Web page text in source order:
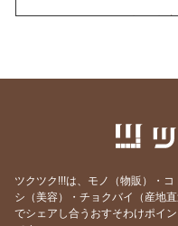
2024/01/012024年辰年
2022/08/09沖縄の旧盆
くくるの宿
ツクツク!!!は、モノ（物販）・
シ（美容）・チョクバイ（産地
でシェアし合うおすそわけポイ